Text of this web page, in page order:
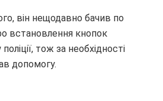
він нещодавно бачив по
встановлення кнопок
тож за необхідності
допомогу.